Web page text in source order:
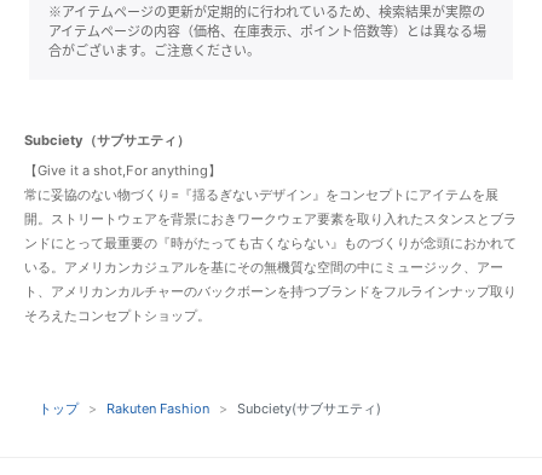
※アイテムページの更新が定期的に行われているため、検索結果が実際の
アイテムページの内容（価格、在庫表示、ポイント倍数等）とは異なる場
合がございます。ご注意ください。
Subciety（サブサエティ）
【Give it a shot,For anything】
常に妥協のない物づくり=『揺るぎないデザイン』をコンセプトにアイテムを展
開。ストリートウェアを背景におきワークウェア要素を取り入れたスタンスとブラ
ンドにとって最重要の『時がたっても古くならない』ものづくりが念頭におかれて
いる。アメリカンカジュアルを基にその無機質な空間の中にミュージック、アー
ト、アメリカンカルチャーのバックボーンを持つブランドをフルラインナップ取り
そろえたコンセプトショップ。
トップ Rakuten Fashion Subciety(サブサエティ)